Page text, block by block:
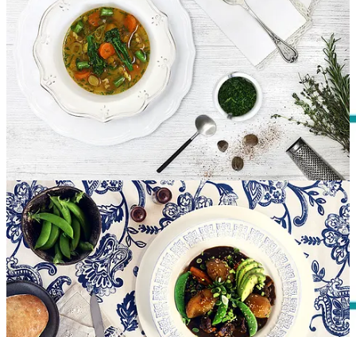
Desayuno de la semana:carrot cake
Lunes
Mediodía:Sopa de hortalizas y panceta|Berenjenas rellenas de
carne | Cerezas
Cena:Patatas rellenas de salchichas